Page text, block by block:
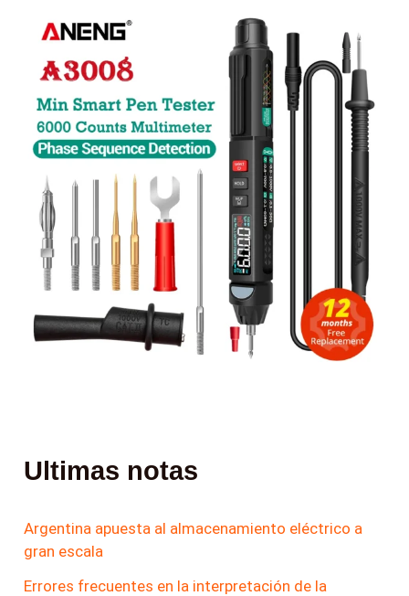
Ultimas notas
Argentina apuesta al almacenamiento eléctrico a
gran escala
Errores frecuentes en la interpretación de la